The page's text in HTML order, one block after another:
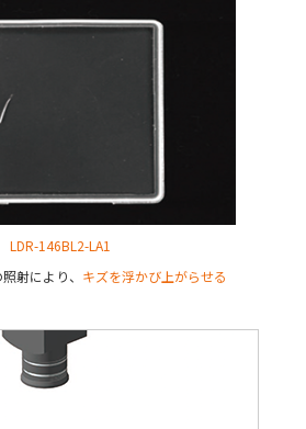
LDR-146BL2-LA1
射により、 キズを浮かび上がらせる